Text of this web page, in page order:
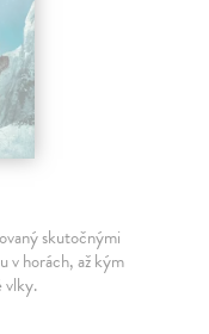
skutočnými
v horách, až kým
vlky.